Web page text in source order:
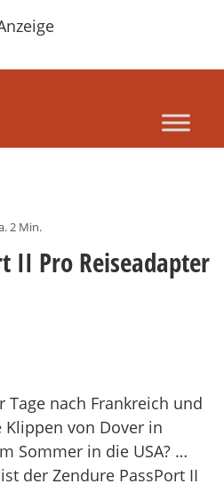
2 Min.
II Pro Reiseadapter
Tage nach Frankreich und
von Dover in
Sommer in die USA? …
der Zendure PassPort II